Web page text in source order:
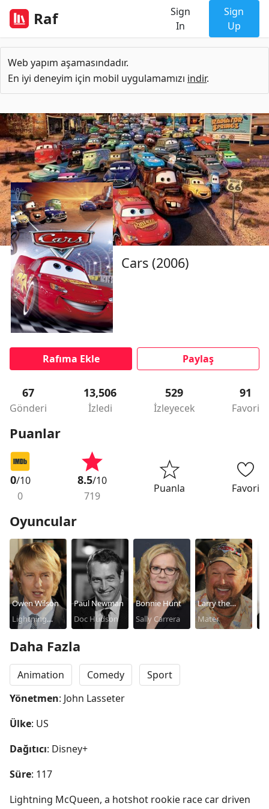
Raf
Sign
In
Sign
Up
Web yapım aşamasındadır.
En iyi deneyim için mobil uygulamamızı indir.
Cars (2006)
Rafıma Ekle Paylaş
67
Gönderi
13,506
İzledi
529
İzleyecek
91
Favori
Puanlar
0/10
0
8.5/10
719
Puanla Favori
Oyuncular
Owen Wilson
Lightning
Paul Newman
Doc Hudson
Bonnie Hunt
Sally Carrera
Larry the
Cable Guy
Mater
Daha Fazla
Animation Comedy
Sport
Yönetmen: John Lasseter
Ülke: US
Dağıtıcı: Disney+
Süre: 117
Lightning McQueen, a hotshot rookie race car driven